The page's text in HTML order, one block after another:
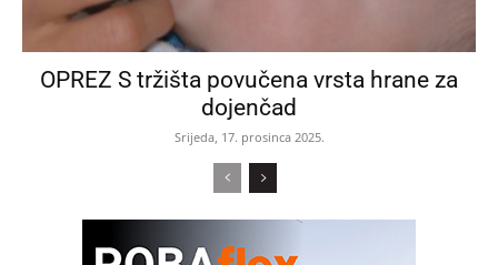
OPREZ S tržišta povučena vrsta hrane za
dojenčad
Srijeda, 17. prosinca 2025.